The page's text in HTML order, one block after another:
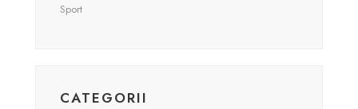
Sport
CATEGORII